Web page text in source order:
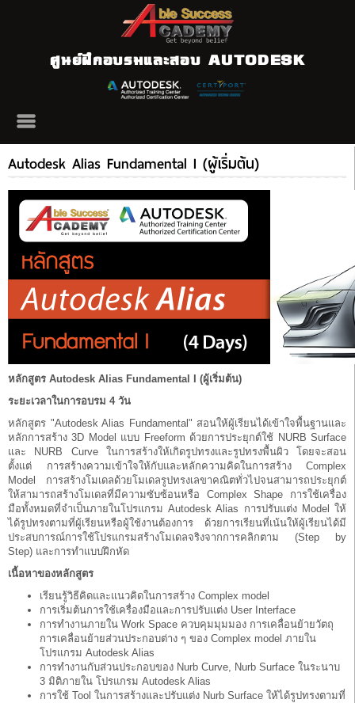
ศูนย์ฝึกอบรมและสอบ AUTODESK
Autodesk Alias Fundamental I (ผู้เริ่มต้น)
หลักสูตร Autodesk Alias Fundamental I (ผู้เริ่มต้น)
ระยะเวลาในการอบรม 4 วัน
หลักสูตร "Autodesk Alias Fundamental" สอนให้ผู้เรียนได้เข้าใจพื้นฐานและ
หลักการสร้าง 3D Model แบบ Freeform ด้วยการประยุกต์ใช้ NURB Surface
และ NURB Curve ในการสร้างให้เกิดรูปทรงและรูปทรงพื้นผิว โดยจะสอน
ตั้งแต่ การสร้างความเข้าใจให้กับและหลักความคิดในการสร้าง Complex
Model การสร้างโมเดลด้วยโมเดลรูปทรงเลขาคณิตทั่วไปจนสามารถประยุกต์
ให้สามารถสร้างโมเดลที่มีความซับซ้อนหรือ Complex Shape การใช้เครื่อง
มือทั้งหมดที่จำเป็นภายในโปรแกรม Autodesk Alias การปรับแต่ง Model ให้
ได้รูปทรงตามที่ผู้เรียนหรือผู้ใช้งานต้องการ ด้วยการเรียนที่เน้นให้ผู้เรียนได้มี
ประสบการณ์การใช้โปรแกรมสร้างโมเดลจริงจากการคลิกตาม (Step by
Step) และการทำแบบฝึกหัด
เนื้อหาของหลักสูตร
เรียนรู้วิธีคิดและแนวคิดในการสร้าง Complex model
การเริ่มต้นการใช้เครื่องมือและการปรับแต่ง User Interface
การทำงานภายใน Work Space ควบคุมมุมมอง การเคลื่อนย้ายวัตถุ
การเคลื่อนย้ายส่วนประกอบต่าง ๆ ของ Complex model ภายใน
โปรแกรม Autodesk Alias
การทำงานกับส่วนประกอบของ Nurb Curve, Nurb Surface ในระนาบ
3 มิติภายใน โปรแกรม Autodesk Alias
การใช้ Tool ในการสร้างและปรับแต่ง Nurb Surface ให้ได้รูปทรงตามที่